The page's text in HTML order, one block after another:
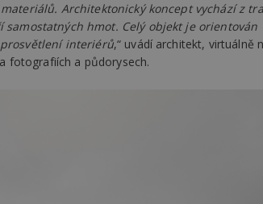
Architektonický koncept vychází z
hmot. Celý objekt je orientován
interiérů,“ uvádí architekt, virtuálně
fotografiích a půdorysech.